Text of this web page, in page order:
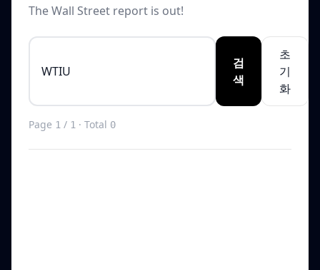
The Wall Street report is out!
검
색
초
기
화
Page 1 / 1 · Total 0